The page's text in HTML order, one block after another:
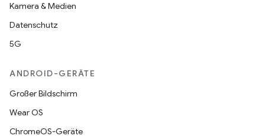
Kamera & Medien
Datenschutz
5G
ANDROID-GERÄTE
Großer Bildschirm
Wear OS
ChromeOS-Geräte